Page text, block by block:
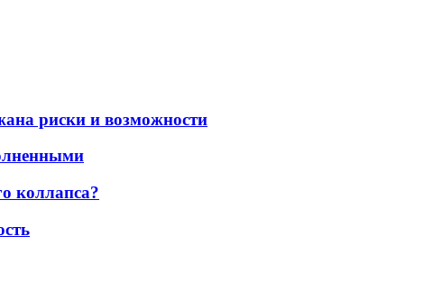
риски и возможности
коллапса?